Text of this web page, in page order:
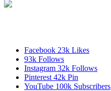
Facebook 23k Likes
93k Follows
Instagram 32k Follows
Pinterest 42k Pin
YouTube 100k Subscribers